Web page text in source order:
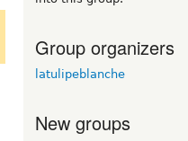
Group organizers
latulipeblanche
New groups